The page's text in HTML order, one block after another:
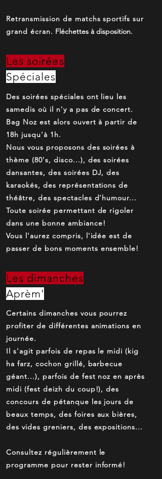
Retransmission de matchs sportifs sur
grand écran. Fléchettes à disposition.
Les soirées
Spéciales
Des soirées spéciales ont lieu les
samedis où il n'y a pas de concert.
Bag Noz est alors ouvert à partir de
18h jusqu'à 1h.
Nous vous proposons des soirées à
thème (80's, disco...), des soirées
dansantes, des soirées DJ, des
karaokés, des représentations de
théâtre, des spectacles d'humour...
Toute soirée permettant de rigoler
dans une bonne ambiance!
Vous l'aurez compris, l'idée est de
passer de bons moments ensemble!
Les dimanches
Aprèm'
Certains dimanches vous pourrez
profiter de différentes animations en
journée.
Il s'agit parfois de repas le midi (kig
ha farz, cochon grillé, barbecue
géant...), parfois de fest noz en après
midi (fest deizh du coup!), des
concours de pétanque les jours de
beaux temps, des foires aux bières,
des vides greniers, des expositions...
Consultez régulièrement le
programme pour rester informé!